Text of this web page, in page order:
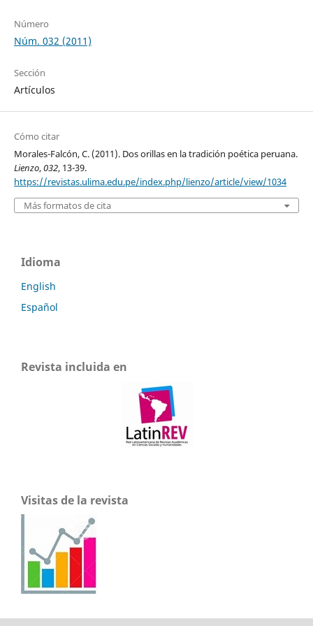
Número
Núm. 032 (2011)
Sección
Artículos
Cómo citar
Morales-Falcón, C. (2011). Dos orillas en la tradición poética peruana.
Lienzo,032, 13-39.
https://revistas.ulima.edu.pe/index.php/lienzo/article/view/1034
Más formatos de cita
Idioma
English
Español
Revista incluida en
Visitas de la revista